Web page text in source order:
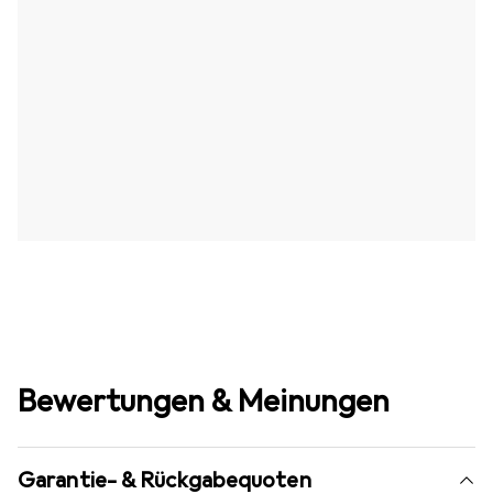
Bewertungen & Meinungen
Garantie- & Rückgabequoten